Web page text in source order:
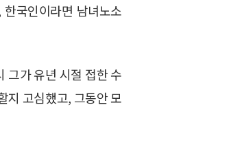
국인이라면 남녀노소
그가 유년 시절 접한 수
지 고심했고, 그동안 모